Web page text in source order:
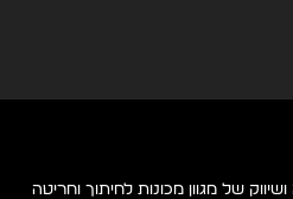
של מגוון מכונות לחיתוך וחריטה